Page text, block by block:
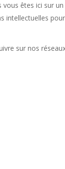
êtes ici sur un
intellectuelles
sur nos